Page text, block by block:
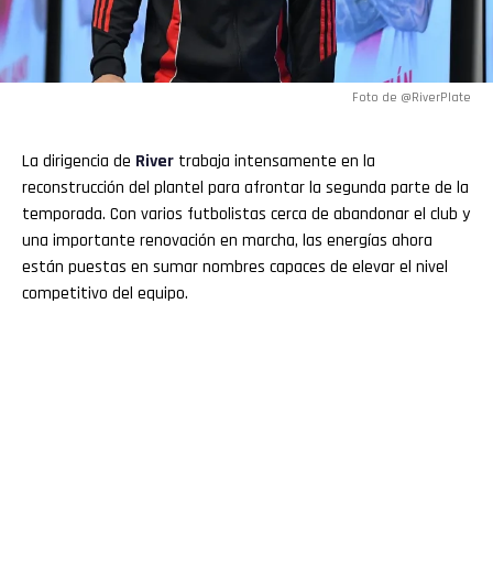
Foto de @RiverPlate
La dirigencia de River trabaja intensamente en la
reconstrucción del plantel para afrontar la segunda parte de la
temporada. Con varios futbolistas cerca de abandonar el club y
una importante renovación en marcha, las energías ahora
están puestas en sumar nombres capaces de elevar el nivel
competitivo del equipo.